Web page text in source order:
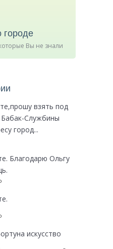
городе
Вы не знали
взять под
Службины
город...
Благодарю Ольгу
искусство